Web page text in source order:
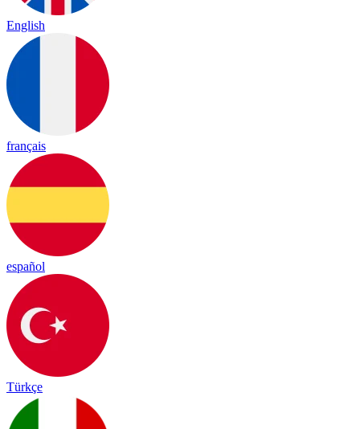
English
français
español
Türkçe